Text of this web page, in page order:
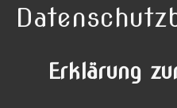
Erklärung